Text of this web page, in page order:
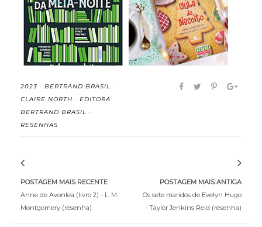
A Biblioteca da Meia-
Noite - Matt H...
O Clube do Biscoito -
Ann Pearlman ...
2023 · BERTRAND BRASIL ·
CLAIRE NORTH · EDITORA
BERTRAND BRASIL ·
RESENHAS
POSTAGEM MAIS RECENTE
Anne de Avonlea (livro 2) - L. M.
Montgomery (resenha)
POSTAGEM MAIS ANTIGA
Os sete maridos de Evelyn Hugo
- Taylor Jenkins Reid (resenha)